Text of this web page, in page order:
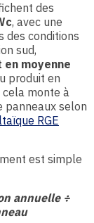
des
, avec une
des conditions
sud,
en moyenne
produit en
cela monte à
panneaux selon
RGE
est simple
annuelle ÷